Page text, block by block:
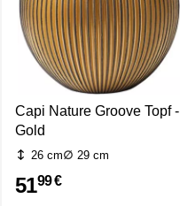
Capi Nature Groove Topf -
Gold
26 cm 29 cm
5199 €